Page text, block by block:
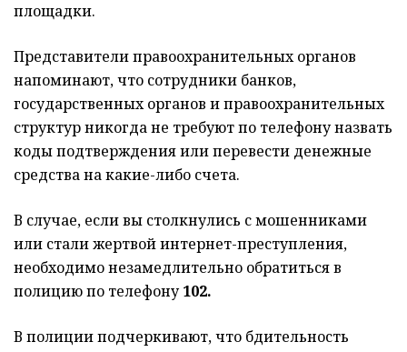
площадки.
Представители правоохранительных органов
напоминают, что сотрудники банков,
государственных органов и правоохранительных
структур никогда не требуют по телефону назвать
коды подтверждения или перевести денежные
средства на какие-либо счета.
В случае, если вы столкнулись с мошенниками
или стали жертвой интернет-преступления,
необходимо незамедлительно обратиться в
полицию по телефону102.
В полиции подчеркивают, что бдительность